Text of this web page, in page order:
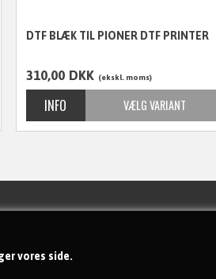
vores side.
DTF BLÆK TIL PIONER DTF PRINTER
310,00 DKK ekskl. moms